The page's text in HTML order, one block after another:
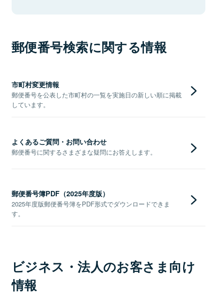
郵便番号検索に関する情報
市町村変更情報
郵便番号を公表した市町村の一覧を実施日の新しい順に掲載
しています。
よくあるご質問・お問い合わせ
郵便番号に関するさまざまな疑問にお答えします。
郵便番号簿PDF（2025年度版）
2025年度版郵便番号簿をPDF形式でダウンロードできま
す。
ビジネス・法人のお客さま向け
情報